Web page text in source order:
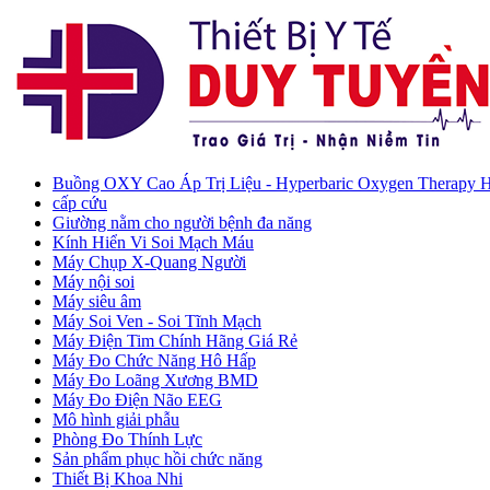
Buồng OXY Cao Áp Trị Liệu - Hyperbaric Oxygen Therapy
cấp cứu
Giường nằm cho người bệnh đa năng
Kính Hiển Vi Soi Mạch Máu
Máy Chụp X-Quang Người
Máy nội soi
Máy siêu âm
Máy Soi Ven - Soi Tĩnh Mạch
Máy Điện Tim Chính Hãng Giá Rẻ
Máy Đo Chức Năng Hô Hấp
Máy Đo Loãng Xương BMD
Máy Đo Điện Não EEG
Mô hình giải phẫu
Phòng Đo Thính Lực
Sản phẩm phục hồi chức năng
Thiết Bị Khoa Nhi